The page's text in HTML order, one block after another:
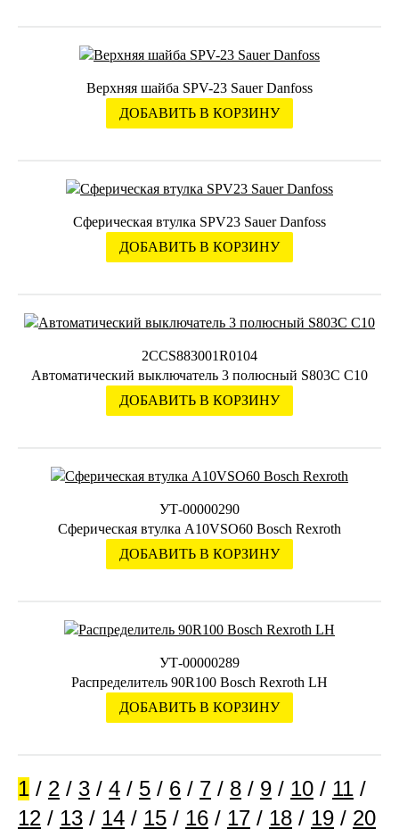
Верхняя шайба SPV-23 Sauer Danfoss
ДОБАВИТЬ В КОРЗИНУ
Сферическая втулка SPV23 Sauer Danfoss
ДОБАВИТЬ В КОРЗИНУ
2CCS883001R0104
Автоматический выключатель 3 полюсный S803C C10
ДОБАВИТЬ В КОРЗИНУ
УТ-00000290
Сферическая втулка A10VSO60 Bosch Rexroth
ДОБАВИТЬ В КОРЗИНУ
УТ-00000289
Распределитель 90R100 Bosch Rexroth LH
ДОБАВИТЬ В КОРЗИНУ
1 / 2 / 3 / 4 / 5 / 6 / 7 / 8 / 9 / 10 / 11 /
12 / 13 / 14 / 15 / 16 / 17 / 18 / 19 / 20